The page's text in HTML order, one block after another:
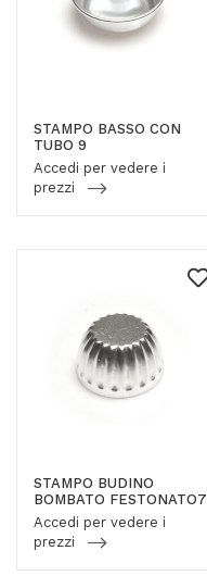
STAMPO BASSO CON
TUBO 9
Accedi per vedere i
prezzi
STAMPO BUDINO
BOMBATO FESTONATO7
Accedi per vedere i
prezzi